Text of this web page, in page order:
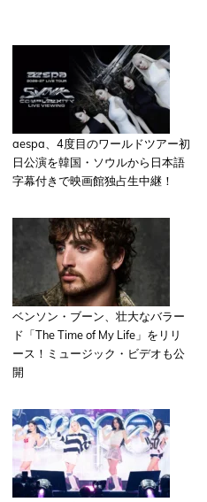
aespa、4度目のワールドツアー初
日公演を韓国・ソウルから日本語
字幕付きで映画館独占生中継！
ベンソン・ブーン、壮大なバラー
ド「The Time of My Life」をリリ
ース！ミュージック・ビデオも公
開